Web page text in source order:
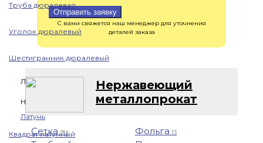
Труба дюралевая
Уголок дюралевый
Шестигранник дюралевый
Латунь
Назад
Латунь
Квадрат латунный
Отправить заявку
С вами свяжется наш менеджер для уточнения
деталей заказа
Нержавеющий
металлопрокат
Сетка914 Фольга13